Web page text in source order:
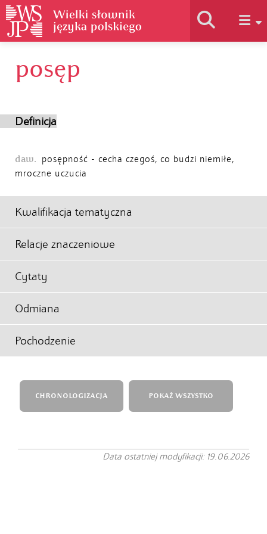
posęp
Definicja
daw.
posępność - cecha czegoś, co budzi niemiłe,
mroczne uczucia
Kwalifikacja tematyczna
Relacje znaczeniowe
Cytaty
Odmiana
Pochodzenie
CHRONOLOGIZACJA POKAŻ WSZYSTKO
Data ostatniej modyfikacji: 19.06.2026